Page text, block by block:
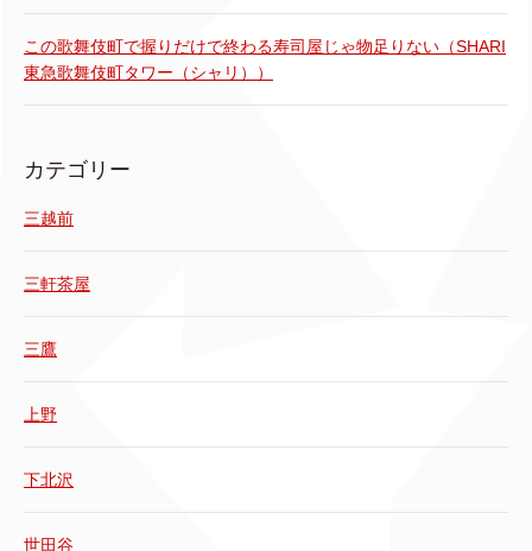
この歌舞伎町で握りだけで終わる寿司屋じゃ物足りない（SHARI
東急歌舞伎町タワー（シャリ））
カテゴリー
三越前
三軒茶屋
三鷹
上野
下北沢
世田谷